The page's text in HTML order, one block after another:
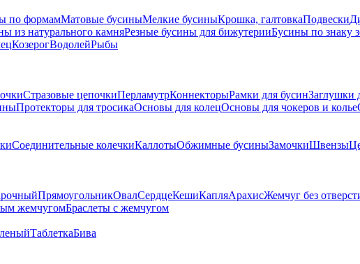
по формамМатовые бусиныМелкие бусиныКрошка, галтовкаПодвески
из натурального камняРезные бусины для бижутерииБусины по знаку
КозерогВодолейРыбы
Стразовые цепочкиПерламутрКоннекторыРамки для бусинЗаглушки
Протекторы для тросикаОсновы для колецОсновы для чокеров и колье
Соединительные колечкиКаллотыОбжимные бусиныЗамочкиШвензы
ПрямоугольникОвалСердцеКешиКапляАрахисЖемчуг без
жемчугомБраслеты с жемчугом
ТаблеткаБива